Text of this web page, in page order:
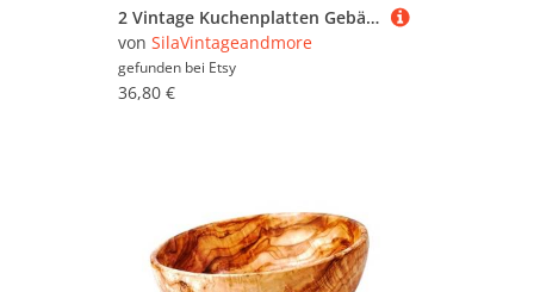
2 Vintage Kuchenplatten Gebäckteller Glas Feinstrich Tortenplatte Mid Century Königskuchenplatte 1950Er Rockabilly Anbietschale Goldrand
von SilaVintageandmore
gefunden bei Etsy
36,80 €